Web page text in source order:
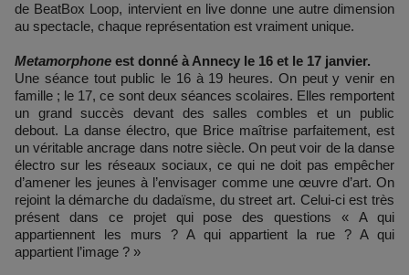
de BeatBox Loop, intervient en live donne une autre dimension
au spectacle, chaque représentation est vraiment unique.
Metamorphone est donné à Annecy le 16 et le 17 janvier.
Une séance tout public le 16 à 19 heures. On peut y venir en
famille ; le 17, ce sont deux séances scolaires. Elles remportent
un grand succès devant des salles combles et un public
debout. La danse électro, que Brice maîtrise parfaitement, est
un véritable ancrage dans notre siècle. On peut voir de la danse
électro sur les réseaux sociaux, ce qui ne doit pas empêcher
d’amener les jeunes à l’envisager comme une œuvre d’art. On
rejoint la démarche du dadaïsme, du street art. Celui-ci est très
présent dans ce projet qui pose des questions « A qui
appartiennent les murs ? A qui appartient la rue ? A qui
appartient l’image ? »